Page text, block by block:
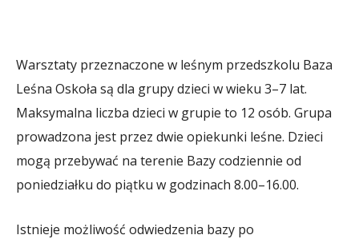
Warsztaty przeznaczone w leśnym przedszkolu Baza
Leśna Oskoła są dla grupy dzieci w wieku 3–7 lat.
Maksymalna liczba dzieci w grupie to 12 osób. Grupa
prowadzona jest przez dwie opiekunki leśne. Dzieci
mogą przebywać na terenie Bazy codziennie od
poniedziałku do piątku w godzinach 8.00–16.00.
Istnieje możliwość odwiedzenia bazy po